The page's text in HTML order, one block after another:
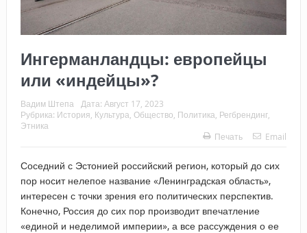
Ингерманландцы: европейцы
или «индейцы»?
Вадим Штепа Дата: Август 17, 2023
Рубрика: История Культура Общество Политика Регбрендинг,
Этника
Печать
Email
Соседний с Эстонией российский регион, который до сих
пор носит нелепое название «Ленинградская область»,
интересен с точки зрения его политических перспектив.
Конечно, Россия до сих пор производит впечатление
«единой и неделимой империи», а все рассуждения о ее